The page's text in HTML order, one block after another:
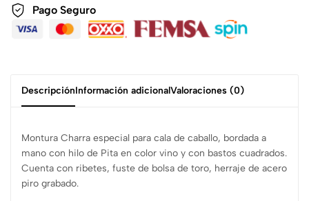
Pago Seguro
DescripciónInformación adicionalValoraciones (0)
Montura Charra especial para cala de caballo, bordada a
mano con hilo de Pita en color vino y con bastos cuadrados.
Cuenta con ribetes, fuste de bolsa de toro, herraje de acero
piro grabado.